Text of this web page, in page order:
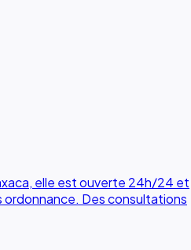
elle est ouverte 24h/24 et
ordonnance. Des consultations